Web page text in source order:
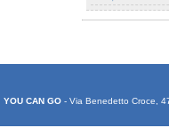
YOU CAN GO - Via Benedetto Croce,